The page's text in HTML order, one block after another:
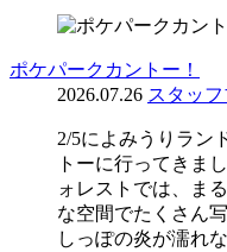
ポケパークカントー！
2026.07.26 スタッ
2/5によみうりラン
トーに行ってきま
ォレストでは、ま
な空間でたくさん
しっぽの炎が濡れ